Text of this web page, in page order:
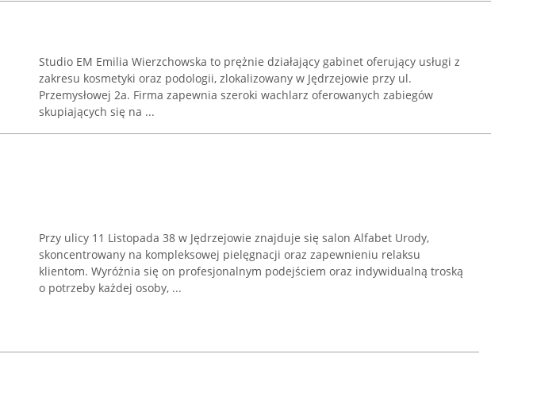
Studio EM Emilia Wierzchowska to prężnie działający gabinet oferujący usługi z
zakresu kosmetyki oraz podologii, zlokalizowany w Jędrzejowie przy ul.
Przemysłowej 2a. Firma zapewnia szeroki wachlarz oferowanych zabiegów
skupiających się na ...
Przy ulicy 11 Listopada 38 w Jędrzejowie znajduje się salon Alfabet Urody,
skoncentrowany na kompleksowej pielęgnacji oraz zapewnieniu relaksu
klientom. Wyróżnia się on profesjonalnym podejściem oraz indywidualną troską
o potrzeby każdej osoby, ...